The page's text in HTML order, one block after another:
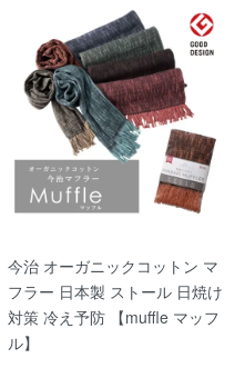
今治 オーガニックコットン マ
フラー 日本製 ストール 日焼け
対策 冷え予防 【muffle マッフ
ル】